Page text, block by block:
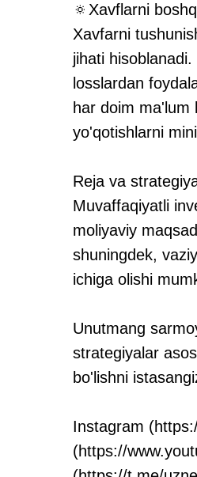
🔅Xavflarni
Xavfarni
jihati
losslardan
har doim ma'lum
yo'qotishlarni
Reja va
Muvaffaqiyatli
moliyaviy
shuningdek,
ichiga olishi
Unutmang
strategiyalar
bo'lishni
Instagram
(https://